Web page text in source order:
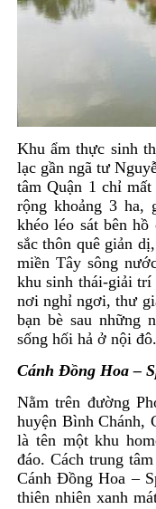
Khu ẩm thực sinh
lạc gần ngã tư
tâm Quận 1 chỉ
rộng khoảng 3 ha,
khéo léo sát bên
sắc thôn quê giản
miền Tây sông
khu sinh thái-giải trí
nơi nghỉ ngơi, thư
bạn bè sau những
sống hối hả ở nội đô.
Cánh Đồng Hoa –
Nằm trên đường
huyện Bình Chánh,
là tên một khu
đáo. Cách trung
Cánh Đồng Hoa –
thiên nhiên xanh